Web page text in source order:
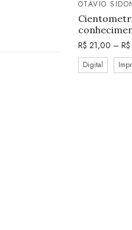
OTÁVIO
R$ 21,00 – R$
Digital